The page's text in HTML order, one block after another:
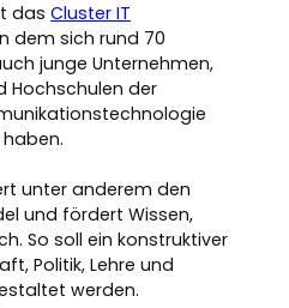
das Cluster IT
dem sich rund 70
junge Unternehmen,
Hochschulen der
unter anderem den
und fördert Wissen,
So soll ein konstruktiver
Politik, Lehre und
werden.